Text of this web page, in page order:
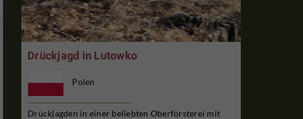
Drückjagd in Lutowko
Polen
Drückjagden in einer beliebten Oberförsterei mit